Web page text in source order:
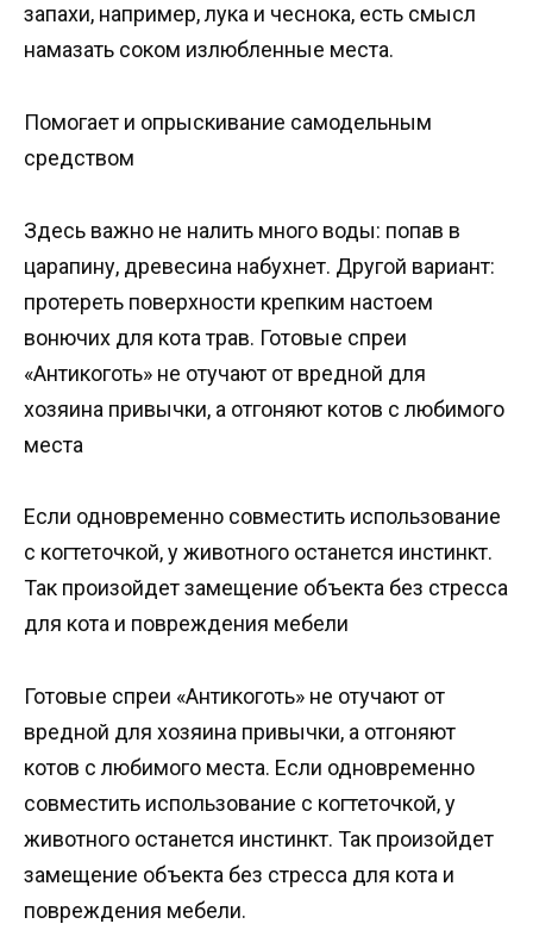
запахи, например, лука и чеснока, есть смысл
намазать соком излюбленные места.
Помогает и опрыскивание самодельным
средством
Здесь важно не налить много воды: попав в
царапину, древесина набухнет. Другой вариант:
протереть поверхности крепким настоем
вонючих для кота трав. Готовые спреи
«Антикоготь» не отучают от вредной для
хозяина привычки, а отгоняют котов с любимого
места
Если одновременно совместить использование
с когтеточкой, у животного останется инстинкт.
Так произойдет замещение объекта без стресса
для кота и повреждения мебели
Готовые спреи «Антикоготь» не отучают от
вредной для хозяина привычки, а отгоняют
котов с любимого места. Если одновременно
совместить использование с когтеточкой, у
животного останется инстинкт. Так произойдет
замещение объекта без стресса для кота и
повреждения мебели.